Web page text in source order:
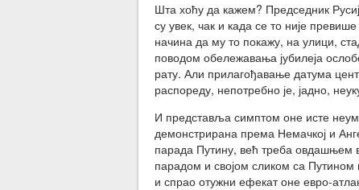
Шта хоћу да кажем? Председник
су увек, чак и када се то није
начина да му то покажу, на улици,
поводом обележавања јубилеја
рату. Али прилагођавање датума
распореду, непотребно је, јадно,
И представља симптом оне исте
демонстрирана према Немачкој и
парада Путину, већ треба
парадом и својом сликом са
и спрао отужни ефекат оне евро-